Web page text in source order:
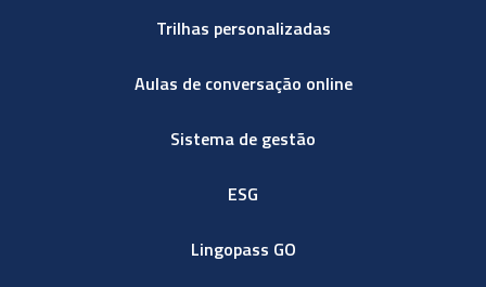
Trilhas personalizadas
Aulas de conversação online
Sistema de gestão
ESG
Lingopass GO